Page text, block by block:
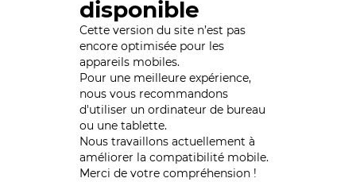
disponible
Cette version du site n’est pas
encore optimisée pour les
appareils mobiles.
Pour une meilleure expérience,
nous vous recommandons
d'utiliser un ordinateur de bureau
ou une tablette.
Nous travaillons actuellement à
améliorer la compatibilité mobile.
Merci de votre compréhension !